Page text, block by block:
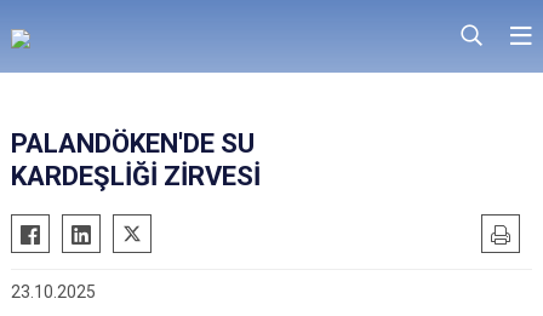
PALANDÖKEN'DE SU
KARDEŞLİĞİ ZİRVESİ
23.10.2025